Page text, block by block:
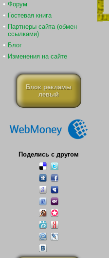
Форум
Гостевая книга
Партнеры сайта (обмен
ссылками)
Блог
Изменения на сайте
Блок рекламы
левый
Поделись с другом